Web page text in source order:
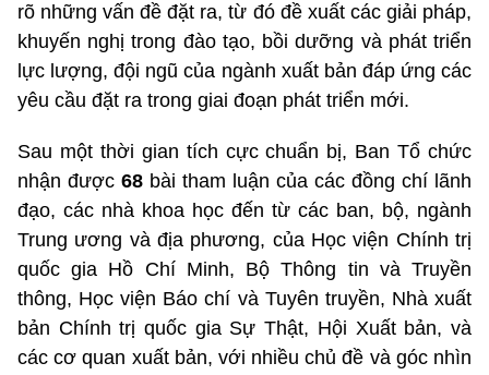
rõ những vấn đề đặt ra, từ đó đề xuất các giải pháp,
khuyến nghị trong đào tạo, bồi dưỡng và phát triển
lực lượng, đội ngũ của ngành xuất bản đáp ứng các
yêu cầu đặt ra trong giai đoạn phát triển mới.
Sau một thời gian tích cực chuẩn bị, Ban Tổ chức
nhận được 68 bài tham luận của các đồng chí lãnh
đạo, các nhà khoa học đến từ các ban, bộ, ngành
Trung ương và địa phương, của Học viện Chính trị
quốc gia Hồ Chí Minh, Bộ Thông tin và Truyền
thông, Học viện Báo chí và Tuyên truyền, Nhà xuất
bản Chính trị quốc gia Sự Thật, Hội Xuất bản, và
các cơ quan xuất bản, với nhiều chủ đề và góc nhìn